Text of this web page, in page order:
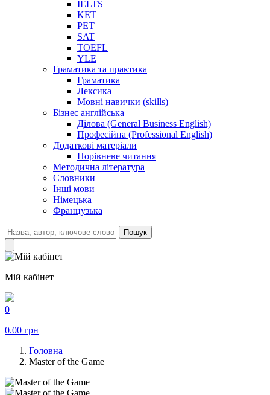
IELTS
KET
PET
SAT
TOEFL
YLE
Граматика та практика
Граматика
Лексика
Мовні навички (skills)
Бізнес англійська
Ділова (General Business English)
Професійна (Professional English)
Додаткові матеріали
Порівневе читання
Методична література
Словники
Інші мови
Німецька
Французька
Пошук
Мій кабінет
0
0.00 грн
Головна
Master of the Game